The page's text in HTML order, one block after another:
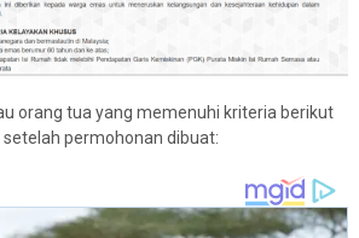
orang tua yang memenuhi kriteria berikut
permohonan dibuat: